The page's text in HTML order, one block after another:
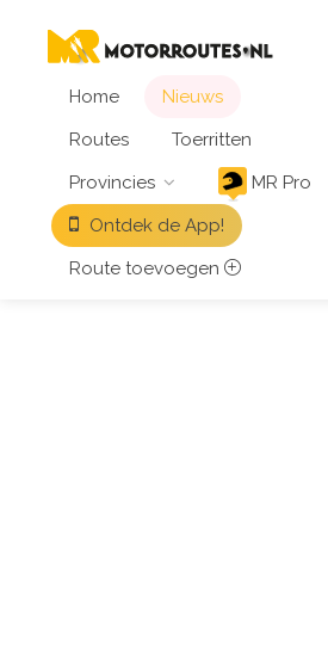
Home
Nieuws
Routes
Toerritten
Provincies
MR Pro
Ontdek de App!
Route toevoegen